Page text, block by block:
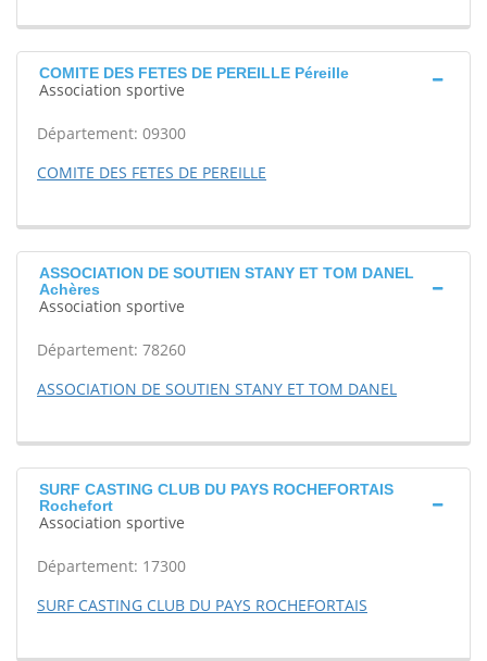
COMITE DES FETES DE PEREILLE Péreille
Association sportive
Département: 09300
COMITE DES FETES DE PEREILLE
ASSOCIATION DE SOUTIEN STANY ET TOM DANEL
Achères
Association sportive
Département: 78260
ASSOCIATION DE SOUTIEN STANY ET TOM DANEL
SURF CASTING CLUB DU PAYS ROCHEFORTAIS
Rochefort
Association sportive
Département: 17300
SURF CASTING CLUB DU PAYS ROCHEFORTAIS